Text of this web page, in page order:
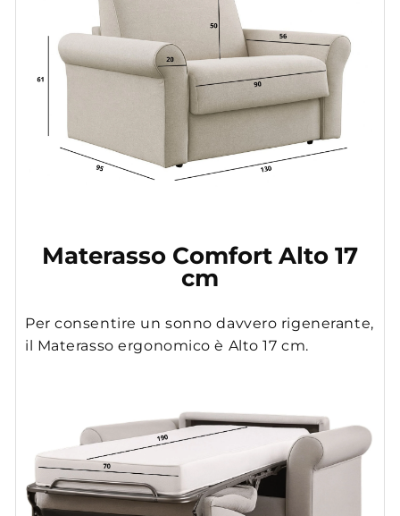
Materasso Comfort Alto 17
cm
Per consentire un sonno davvero rigenerante,
il Materasso ergonomico è Alto 17 cm.